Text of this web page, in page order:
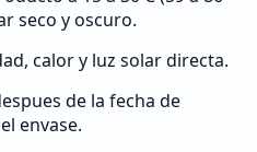
seco y oscuro.
calor y luz solar directa.
de la fecha de
envase.